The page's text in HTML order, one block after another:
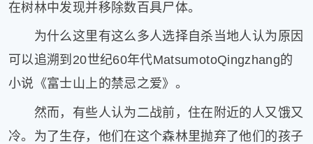
在树林中发现并移除数百具尸体。
为什么这里有这么多人选择自杀当地人认为原因
可以追溯到20世纪60年代MatsumotoQingzhang的
小说《富士山上的禁忌之爱》。
然而，有些人认为二战前，住在附近的人又饿又
冷。为了生存，他们在这个森林里抛弃了他们的孩子